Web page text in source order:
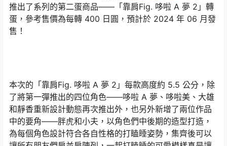
推出了系列的第二蛋商品——「靠肩Fig. 哆啦 A 夢 2」轉
蛋，參考售價為每轉 400 日圓，預計於 2024 年 06 月發
售！
本次的「靠肩Fig. 哆啦 A 夢 2」每款高度約 5.5 公分，除
了將第一彈推出的四位角色——哆啦 A 夢、哆啦美、大雄
和靜香重新設計動態再次推出外，也另外新增了兩位作品
中的要角——胖虎和小夫，以角色們中後期的造型打造，
為每個角色設計符合各自性格的打瞌睡姿勢，集齊後可以